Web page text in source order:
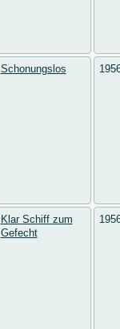
Schonungslos
Klar Schiff zum
Gefecht